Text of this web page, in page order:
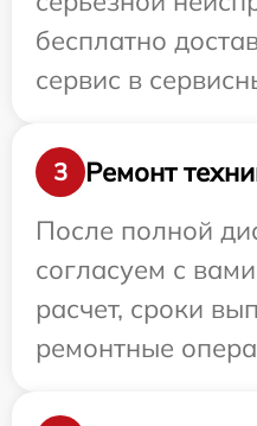
бесплатно
сервис в
3
Ремонт
После полной
согласуем с
расчет, сроки
ремонтные